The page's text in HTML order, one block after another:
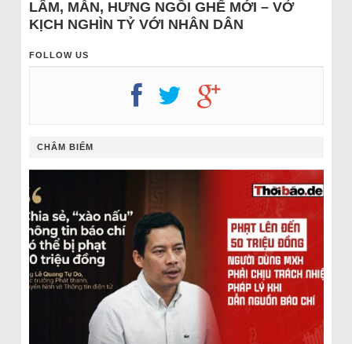
LÂM, MẪN, HƯNG NGỒI GHẾ MỚI – VỞ
KỊCH NGHÌN TỶ VỚI NHÂN DÂN
FOLLOW US
CHÂM BIẾM